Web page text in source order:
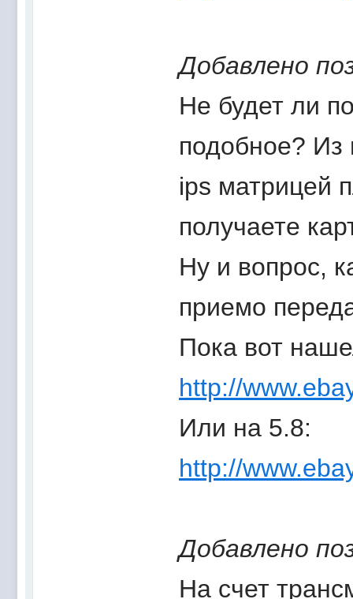
Добавлено
Не будет ли
подобное?
ips матрицей
получаете
Ну и вопрос,
приемо
Пока вот
http://
Или на 5.8:
http://
Добавлено
На счет